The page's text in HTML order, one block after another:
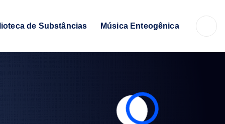
de Substâncias Música Enteogênica